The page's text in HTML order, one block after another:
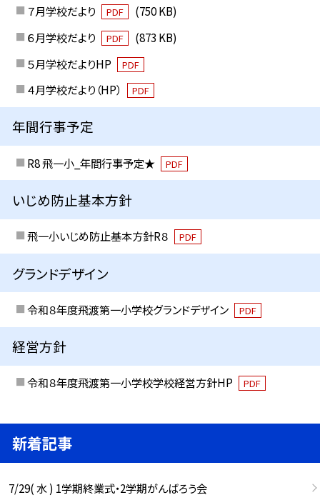
７月学校だより PDF
(750 KB)
６月学校だより
PDF
(873 KB)
５月学校だよりHP
PDF
４月学校だより（HP） PDF
年間行事予定
R8 飛一小_年間行事予定★ PDF
いじめ防止基本方針
飛一小いじめ防止基本方針R８ PDF
グランドデザイン
令和８年度飛渡第一小学校グランドデザイン PDF
経営方針
令和８年度飛渡第一小学校学校経営方針HP PDF
新着記事
7/29( 水 ) 1学期終業式・2学期がんばろう会